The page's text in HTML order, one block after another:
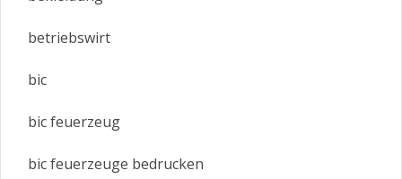
betriebswirt
bic
bic feuerzeug
bic feuerzeuge bedrucken